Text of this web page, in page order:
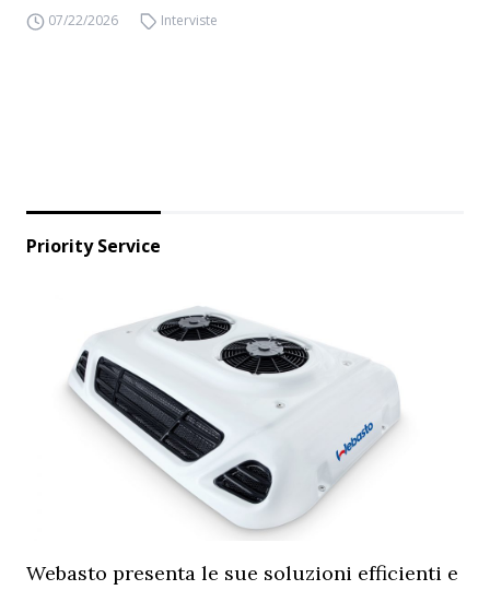
07/22/2026 Interviste
Priority Service
Webasto presenta le sue soluzioni efficienti e